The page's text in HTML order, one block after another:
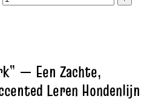
— Een Zachte,
Leren Hondenlijn